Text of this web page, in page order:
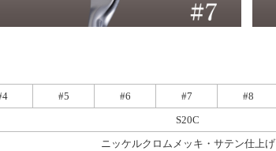
#5 #6 #7 #8
S20C
ニッケルクロムメッキ・サテン仕上げ